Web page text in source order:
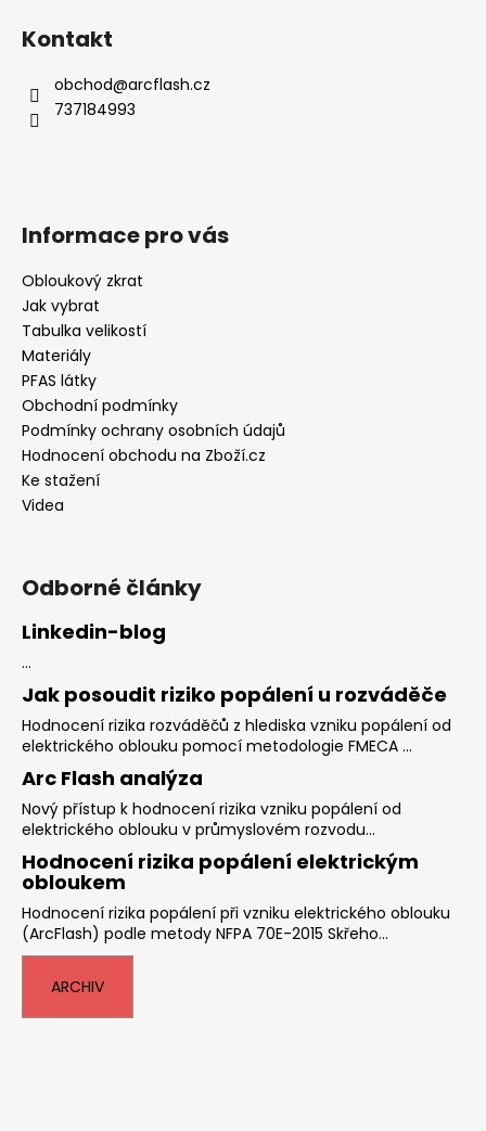
Kontakt
obchod@arcflash.cz
737184993
Informace pro vás
Obloukový zkrat
Jak vybrat
Tabulka velikostí
Materiály
PFAS látky
Obchodní podmínky
Podmínky ochrany osobních údajů
Hodnocení obchodu na Zboží.cz
Ke stažení
Videa
Odborné články
Linkedin-blog
...
Jak posoudit riziko popálení u rozváděče
Hodnocení rizika rozváděčů z hlediska vzniku popálení od
elektrického oblouku pomocí metodologie FMECA ...
Arc Flash analýza
Nový přístup k hodnocení rizika vzniku popálení od
elektrického oblouku v průmyslovém rozvodu...
Hodnocení rizika popálení elektrickým
obloukem
Hodnocení rizika popálení při vzniku elektrického oblouku
(ArcFlash) podle metody NFPA 70E-2015 Skřeho...
ARCHIV